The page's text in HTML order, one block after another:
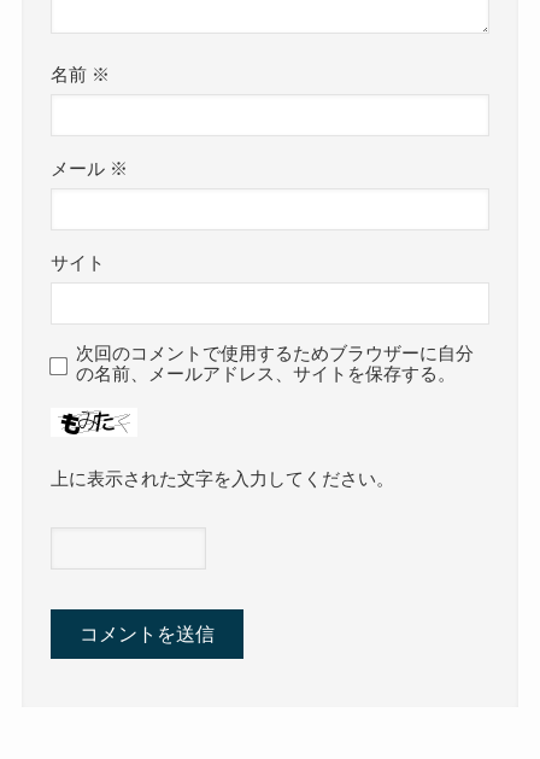
名前 ※
メール ※
サイト
次回のコメントで使用するためブラウザーに自分
の名前、メールアドレス、サイトを保存する。
上に表示された文字を入力してください。